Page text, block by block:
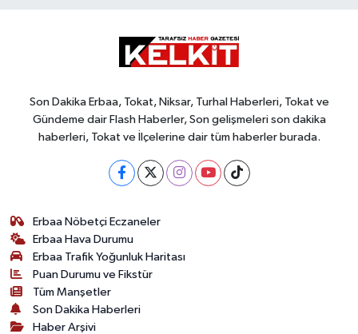
Son Dakika Erbaa, Tokat, Niksar, Turhal Haberleri, Tokat ve
Gündeme dair Flash Haberler, Son gelişmeleri son dakika
haberleri, Tokat ve İlçelerine dair tüm haberler burada.
Erbaa Nöbetçi Eczaneler
Erbaa Hava Durumu
Erbaa Trafik Yoğunluk Haritası
Puan Durumu ve Fikstür
Tüm Manşetler
Son Dakika Haberleri
Haber Arşivi